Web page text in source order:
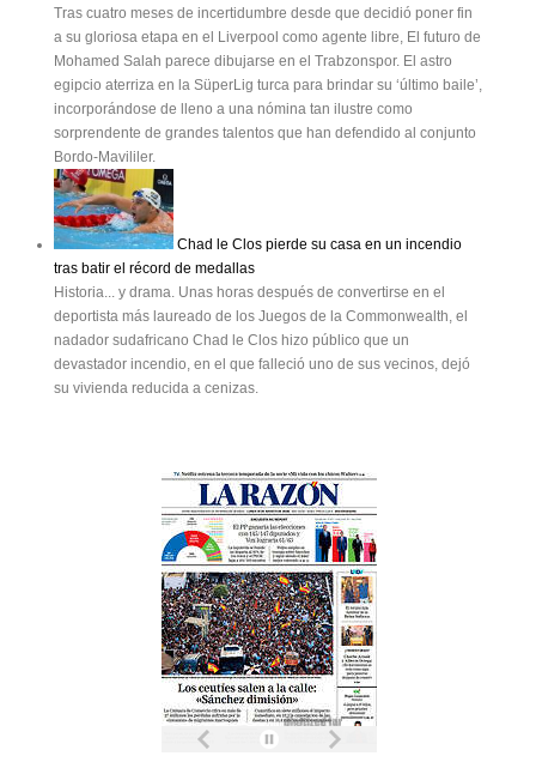
Tras cuatro meses de incertidumbre desde que decidió poner fin
a su gloriosa etapa en el Liverpool como agente libre, El futuro de
Mohamed Salah parece dibujarse en el Trabzonspor. El astro
egipcio aterriza en la SüperLig turca para brindar su ‘último baile’,
incorporándose de lleno a una nómina tan ilustre como
sorprendente de grandes talentos que han defendido al conjunto
Bordo-Mavililer.
Chad le Clos pierde su casa en un incendio
tras batir el récord de medallas
Historia... y drama. Unas horas después de convertirse en el
deportista más laureado de los Juegos de la Commonwealth, el
nadador sudafricano Chad le Clos hizo público que un
devastador incendio, en el que falleció uno de sus vecinos, dejó
su vivienda reducida a cenizas.